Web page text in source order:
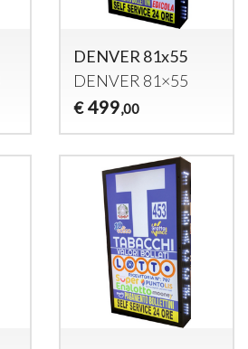
DENVER 81x55
DENVER 81×55
€ 499,00